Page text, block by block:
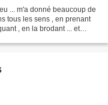
... m'a donné beaucoup de
tous les sens , en prenant
, en la brodant ... et